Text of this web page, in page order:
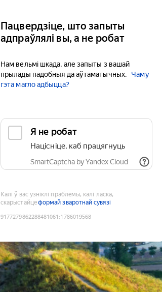
Пацвердзіце, што запыты
адпраўлялі вы, а не робат
Нам вельмі шкада, але запыты з вашай
прылады падобныя да аўтаматычных.
Чаму
гэта магло адбыцца?
Я не робат
Націсніце, каб працягнуць
SmartCaptcha by Yandex Cloud
Калі ў вас узніклі праблемы, калі ласка,
скарыстайцеформай зваротнай сувязі
9177279862288481061 :1786019568